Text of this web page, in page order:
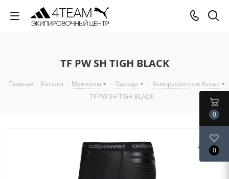
TF PW SH TIGH BLACK
Главная - Каталог - Мужчины - Одежда - Компрессинное белье
- TF PW SH TIGH BLACK
0
0